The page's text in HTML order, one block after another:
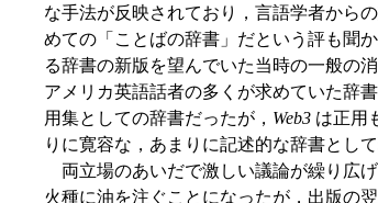
な手法が反映されており，言語学者から
めての「ことばの辞書」だという評も聞
る辞書の新版を望んでいた当時の一般の
アメリカ英語話者の多くが求めていた辞
用集としての辞書だったが， Web3 は正用
りに寛容な，あまりに記述的な辞書とし
両立場のあいだで激しい議論が繰り広
火種に油を注ぐことになったが，出版の